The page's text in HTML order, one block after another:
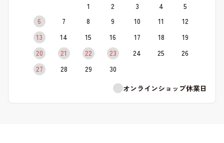
1 2 3 4
5
6
7 8 9 10 11
12
13
14 15 16 17 18
19
20
21 22 23 24 25
26
27
28 29
30
オンラインショップ休業日